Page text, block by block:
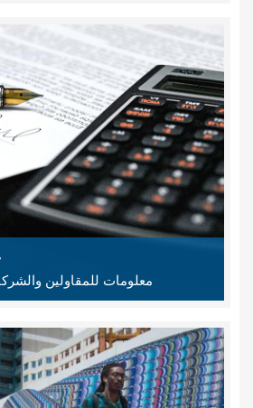
معلومات للمقاولين